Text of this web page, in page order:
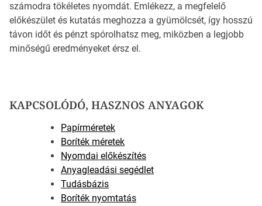
számodra tökéletes nyomdát. Emlékezz, a megfelelő
előkészület és kutatás meghozza a gyümölcsét, így hosszú
távon időt és pénzt spórolhatsz meg, miközben a legjobb
minőségű eredményeket érsz el.
KAPCSOLÓDÓ, HASZNOS ANYAGOK
Papírméretek
Boríték méretek
Nyomdai előkészítés
Anyagleadási segédlet
Tudásbázis
Boríték nyomtatás